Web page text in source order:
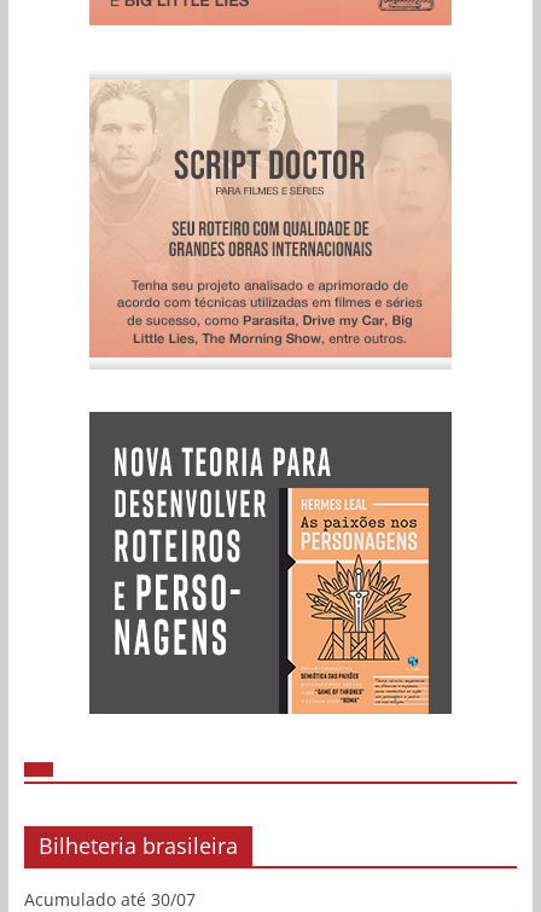
Bilheteria brasileira
Acumulado até 30/07